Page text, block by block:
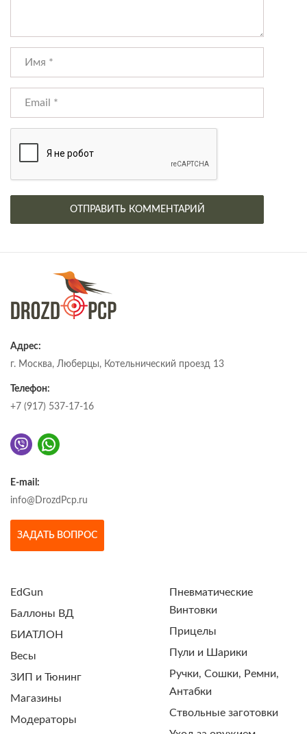
Адрес:
г. Москва, Люберцы, Котельнический проезд 13
Телефон:
+7 (917) 537-17-16
E-mail:
info@DrozdPcp.ru
ЗАДАТЬ ВОПРОС
EdGun
Баллоны ВД
БИАТЛОН
Весы
ЗИП и Тюнинг
Магазины
Модераторы
Пневматические
Винтовки
Прицелы
Пули и Шарики
Ручки, Сошки, Ремни,
Антабки
Ствольные заготовки